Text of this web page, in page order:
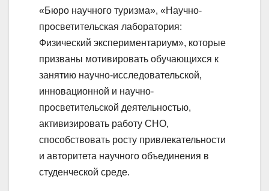
«Бюро научного туризма», «Научно-
просветительская лаборатория:
Физический экспериментариум», которые
призваны мотивировать обучающихся к
занятию научно-исследовательской,
инновационной и научно-
просветительской деятельностью,
активизировать работу СНО,
способствовать росту привлекательности
и авторитета научного объединения в
студенческой среде.